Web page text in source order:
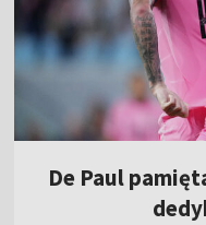
De Paul